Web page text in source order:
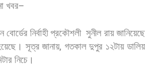
খবর–
বোর্ডের নির্বাহী প্রকৌশলী সুনীল রায়
সূত্র জানায়, গতকাল দুপুর ১২টায়
নিচে।